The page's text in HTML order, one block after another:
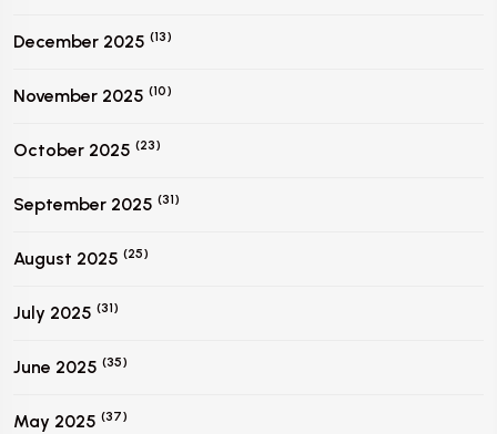
December 2025 (13)
November 2025 (10)
October 2025 (23)
September 2025 (31)
August 2025 (25)
July 2025 (31)
June 2025 (35)
May 2025 (37)